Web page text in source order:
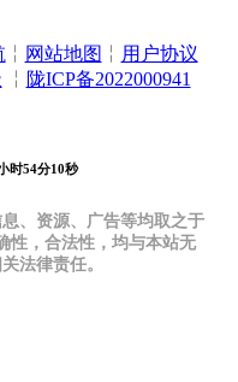
╎ 网站地图 ╎ 用户协议
╎ 陇ICP备2022000941
时54分11秒
、资源、广告等均取之于
性，合法性，均与本站无
法律责任。